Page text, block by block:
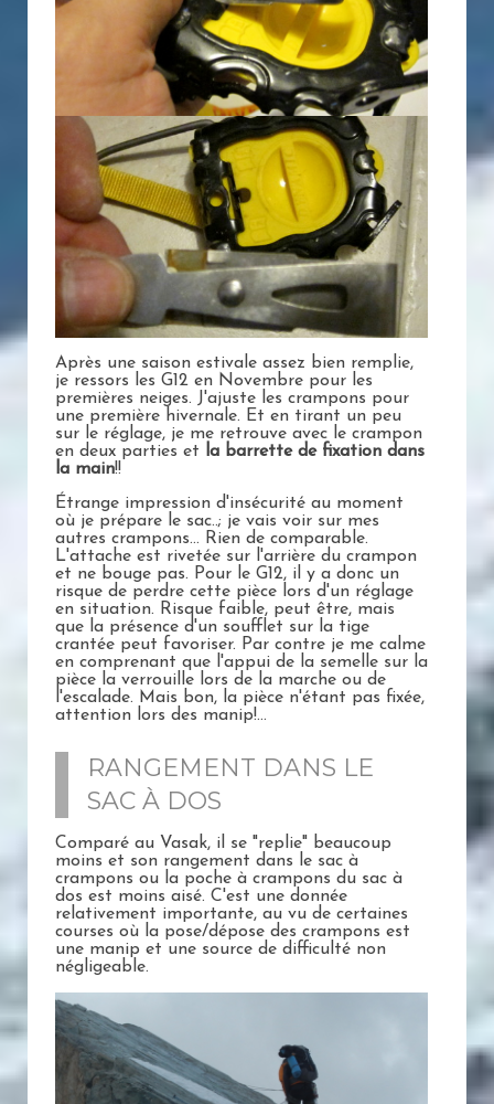
Après une saison estivale assez bien remplie,
je ressors les G12 en Novembre pour les
premières neiges. J'ajuste les crampons pour
une première hivernale. Et en tirant un peu
sur le réglage, je me retrouve avec le crampon
en deux parties et
la barrette de fixation dans
la main!!
Étrange impression d'insécurité au moment
où je prépare le sac..; je vais voir sur mes
autres crampons... Rien de comparable.
L'attache est rivetée sur l'arrière du crampon
et ne bouge pas. Pour le G12, il y a donc un
risque de perdre cette pièce lors d'un réglage
en situation. Risque faible, peut être, mais
que la présence d'un soufflet sur la tige
crantée peut favoriser. Par contre je me calme
en comprenant que l'appui de la semelle sur la
pièce la verrouille lors de la marche ou de
l'escalade. Mais bon, la pièce n'étant pas fixée,
attention lors des manip!...
RANGEMENT DANS LE
SAC À DOS
Comparé au Vasak, il se "replie" beaucoup
moins et son rangement dans le sac à
crampons ou la poche à crampons du sac à
dos est moins aisé. C'est une donnée
relativement importante, au vu de certaines
courses où la pose/dépose des crampons est
une manip et une source de difficulté non
négligeable.